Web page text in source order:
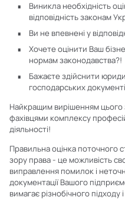
Виникла необхідність
відповідність законам
Ви не впевнені у
Хочете оцінити Ваш
нормам законодавства?!
Бажаєте здійснити
господарських
Найкращим вирішенням цього
фахівцями комплексу
діяльності!
Правильна оцінка поточного
зору права - це можливість
виправлення помилок і
документації Вашого
вимагає різнобічного підходу